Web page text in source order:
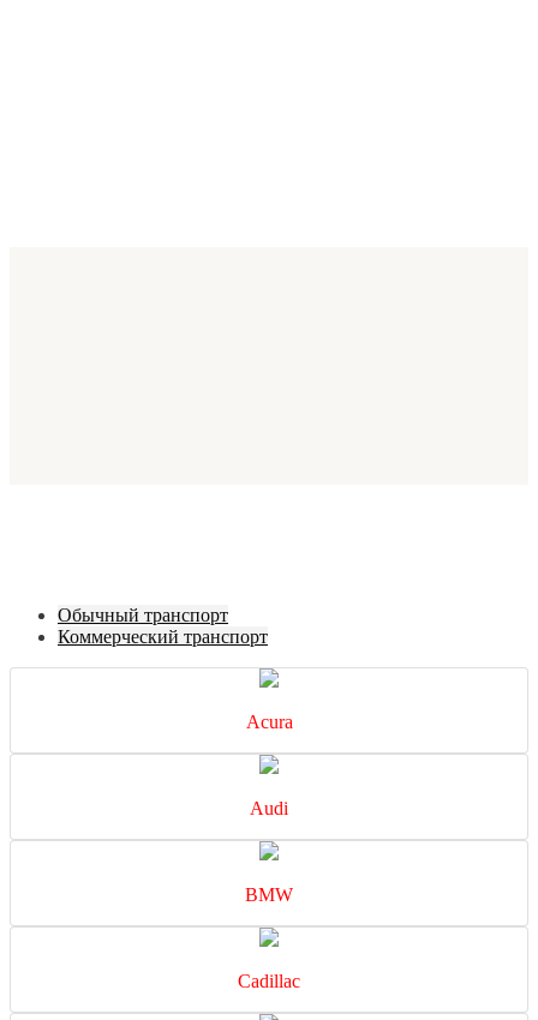
Обычный транспорт
Коммерческий транспорт
Acura
Audi
BMW
Cadillac